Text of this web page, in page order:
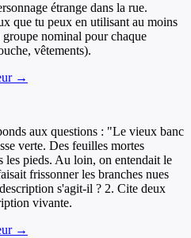
étrange dans la rue.
que tu peux en utilisant au moins
nominal pour chaque
vêtements).
→
aux questions : "Le vieux banc
verte. Des feuilles mortes
les pieds. Au loin, on entendait le
frissonner les branches nues
s'agit-il ? 2. Cite deux
vivante.
→